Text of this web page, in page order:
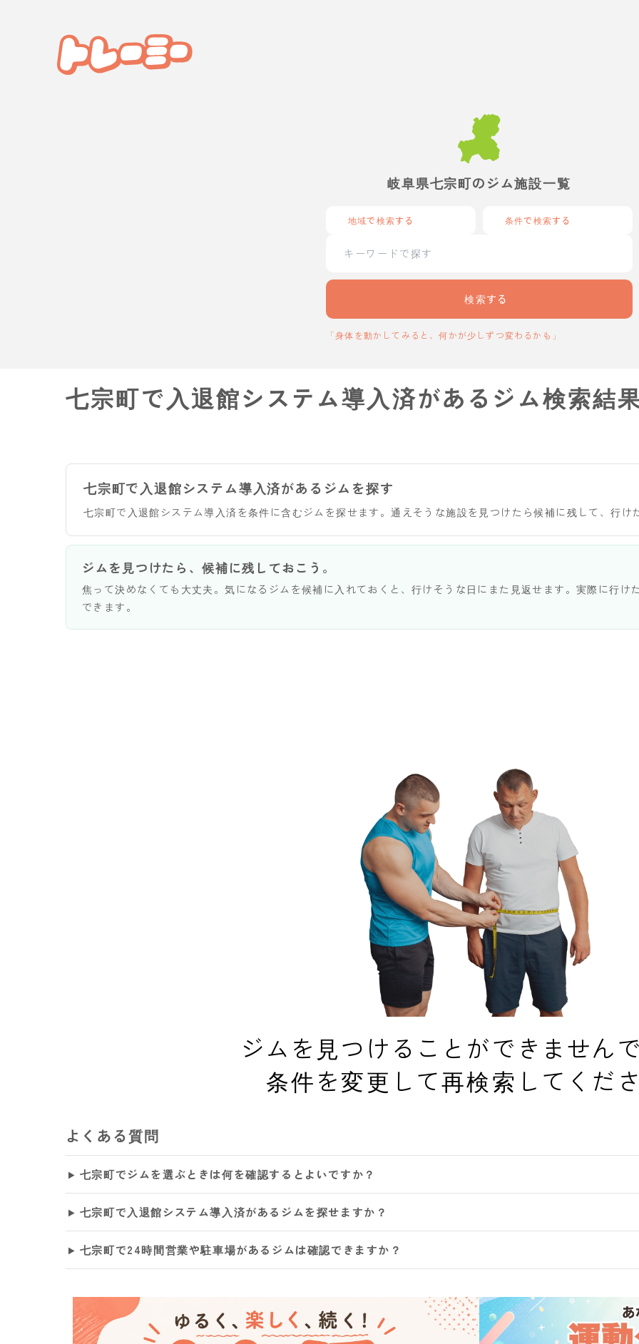
岐阜県七宗町のジム施設一覧
地域で検索する 条件で検索する
検索する
「身体を動かしてみると、何かが少しずつ変わるかも」
七宗町で入退館システム導入済があるジム検索結
七宗町で入退館システム導入済があるジムを探す
七宗町で入退館システム導入済を条件に含むジムを探せます。通えそうな施設を見つけたら候補に残して、行け
ジムを見つけたら、候補に残しておこう。
焦って決めなくても大丈夫。気になるジムを候補に入れておくと、行けそうな日にまた見返せます。実際に行け
できます。
ジムを見つけることができませんで
条件を変更して再検索してくださ
よくある質問
七宗町でジムを選ぶときは何を確認するとよいですか？
七宗町で入退館システム導入済があるジムを探せますか？
七宗町で24時間営業や駐車場があるジムは確認できますか？